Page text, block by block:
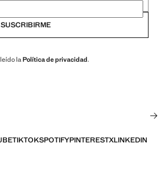
SUSCRIBIRME
laPolítica de privacidad.
TIKTOKSPOTIFYPINTERESTXLINKEDIN